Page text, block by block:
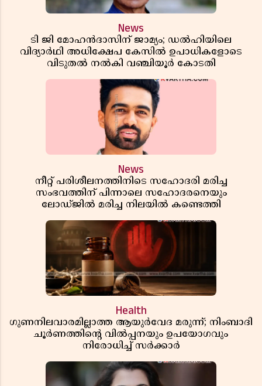
News
ടി ജി മോഹൻദാസിന് ജാമ്യം; ഡൽഹിയിലെ
വിദ്യാർഥി അധിക്ഷേപ കേസിൽ ഉപാധികളോടെ
വിടുതൽ നൽകി വഞ്ചിയൂർ കോടതി
News
നീറ്റ് പരിശീലനത്തിനിടെ സഹോദരി മരിച്ച
സംഭവത്തിന് പിന്നാലെ സഹോദരനെയും
ലോഡ്ജിൽ മരിച്ച നിലയിൽ കണ്ടെത്തി
Health
ഗുണനിലവാരമില്ലാത്ത ആയുർവേദ മരുന്ന്; നിംബാദി
ചൂർണത്തിൻ്റെ വിൽപ്പനയും ഉപയോഗവും
നിരോധിച്ച് സർക്കാർ